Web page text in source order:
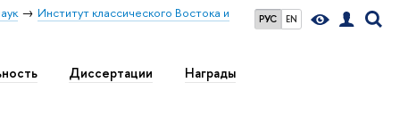
РУС EN
Институт классического Востока и
Диссертации Награды